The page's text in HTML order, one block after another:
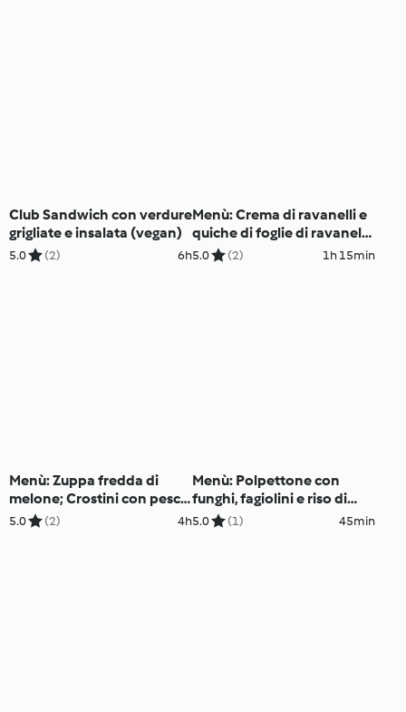
Club Sandwich con verdure
grigliate e insalata (vegan)
5.0 (2) 6h
Menù: Crema di ravanelli e
quiche di foglie di ravanello
(Bimby Friend)
5.0 (2) 1h 15min
Menù: Zuppa fredda di
melone; Crostini con pesce
spada; Macedonia con
5.0 (2) 4h
Menù: Polpettone con
funghi, fagiolini e riso di
cavolfiore
5.0 (1) 45min